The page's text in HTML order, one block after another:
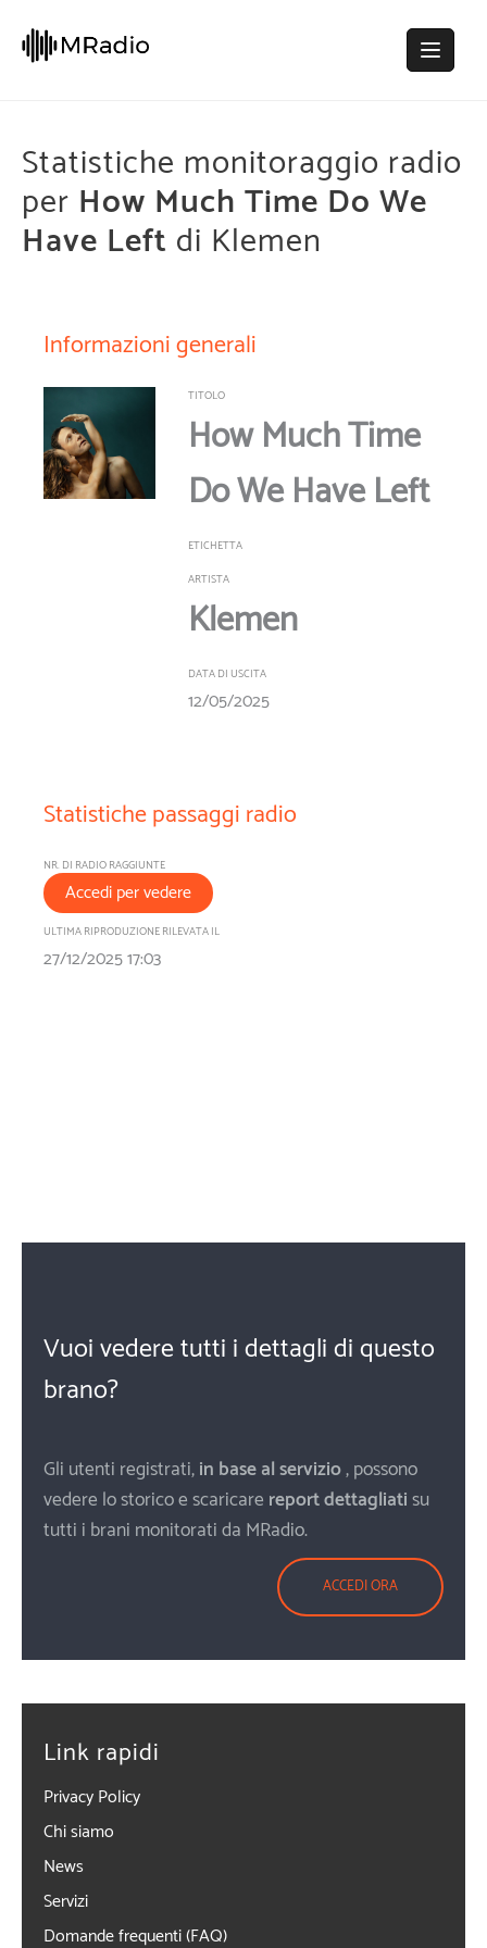
Statistiche monitoraggio radio
per How Much Time Do We
Have Left di Klemen
Informazioni generali
TITOLO
How Much Time
Do We Have Left
ETICHETTA
ARTISTA
Klemen
DATA DI USCITA
12/05/2025
Statistiche passaggi radio
NR. DI RADIO RAGGIUNTE
Accedi per vedere
ULTIMA RIPRODUZIONE RILEVATA IL
27/12/2025 17:03
Vuoi vedere tutti i dettagli di questo
brano?
Gli utenti registrati,in base al servizio, possono
vedere lo storico e scaricare report dettagliatisu
tutti i brani monitorati da MRadio.
ACCEDI ORA
Link rapidi
Privacy Policy
Chi siamo
News
Servizi
Domande frequenti (FAQ)